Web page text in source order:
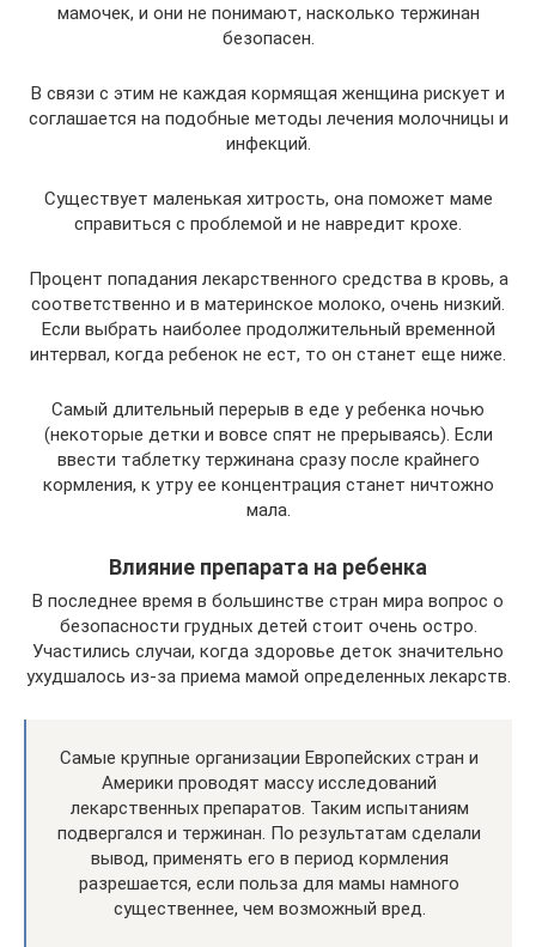
мамочек, и они не понимают, насколько тержинан
безопасен.
В связи с этим не каждая кормящая женщина рискует и
соглашается на подобные методы лечения молочницы и
инфекций.
Существует маленькая хитрость, она поможет маме
справиться с проблемой и не навредит крохе.
Процент попадания лекарственного средства в кровь, а
соответственно и в материнское молоко, очень низкий.
Если выбрать наиболее продолжительный временной
интервал, когда ребенок не ест, то он станет еще ниже.
Самый длительный перерыв в еде у ребенка ночью
(некоторые детки и вовсе спят не прерываясь). Если
ввести таблетку тержинана сразу после крайнего
кормления, к утру ее концентрация станет ничтожно
мала.
Влияние препарата на ребенка
В последнее время в большинстве стран мира вопрос о
безопасности грудных детей стоит очень остро.
Участились случаи, когда здоровье деток значительно
ухудшалось из-за приема мамой определенных лекарств.
Самые крупные организации Европейских стран и
Америки проводят массу исследований
лекарственных препаратов. Таким испытаниям
подвергался и тержинан. По результатам сделали
вывод, применять его в период кормления
разрешается, если польза для мамы намного
существеннее, чем возможный вред.